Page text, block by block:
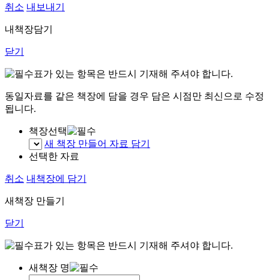
취소 내보내기
내책장담기
닫기
표가 있는 항목은 반드시 기재해 주셔야 합니다.
동일자료를 같은 책장에 담을 경우 담은 시점만 최신으로 수정
됩니다.
책장선택
새 책장 만들어 자료 담기
선택한 자료
취소 내책장에 담기
새책장 만들기
닫기
표가 있는 항목은 반드시 기재해 주셔야 합니다.
새책장 명